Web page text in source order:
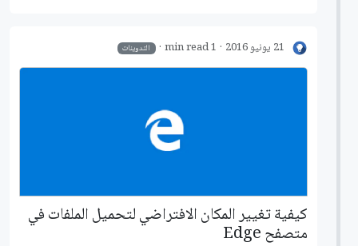
21 يونيو 2016 1 min read التدوينات
كيفية تغيير المكان الافتراضي لتحميل الملفات في
متصفح Edge